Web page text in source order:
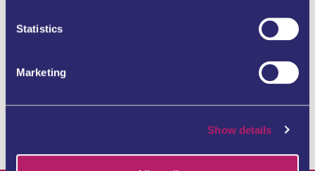
Identify your device by actively scanning it for
Find out more about how your personal data is processed
and set your preferences in the
provide social media features and to analyse our traffic.
Statistics
Marketing
Show details
frankfurt@evolanguage.de